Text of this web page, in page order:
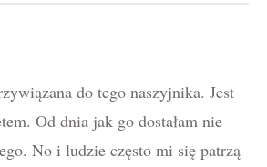
do tego naszyjnika. Jest
Od dnia jak go dostałam nie
No i ludzie często mi się patrzą